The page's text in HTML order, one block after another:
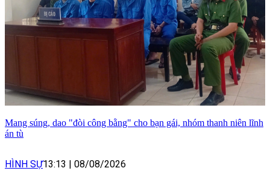
Mang súng, dao "đòi công bằng" cho bạn gái, nhóm thanh niên lĩnh
án tù
HÌNH SỰ13:13 08/08/2026